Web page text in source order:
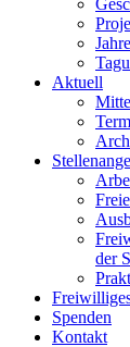
Aktuell
der
Spenden
Kontakt